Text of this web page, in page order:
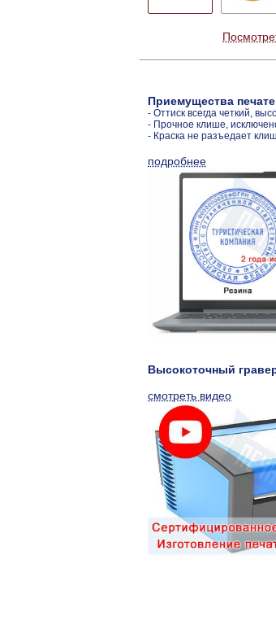
Приемущества
- Оттиск всегда четкий,
- Прочное клише,
- Краска не разъедает
подробнее
Высокоточный
смотреть видео